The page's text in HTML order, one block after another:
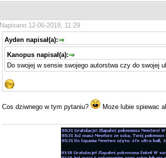
Napisano 12-06-2019, 11:29
Ayden napisał(a):
Kanopus napisał(a):
Do swojej w sensie swojego autorstwa czy do swojej
Cos dziwnego w tym pytaniu? Moze lubie spiewac